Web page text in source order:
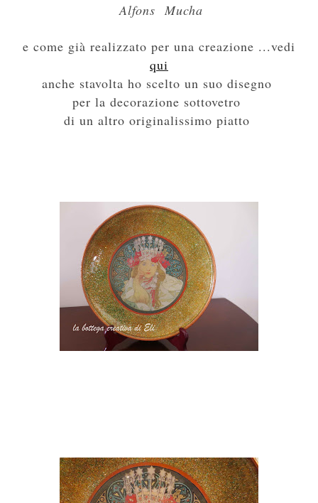
Alfons Mucha
e come già realizzato per una creazione ...vedi
qui
anche stavolta ho scelto un suo disegno
per la decorazione sottovetro
di un altro originalissimo piatto